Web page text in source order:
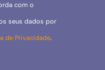
com o
seus dados por
de Privacidade.